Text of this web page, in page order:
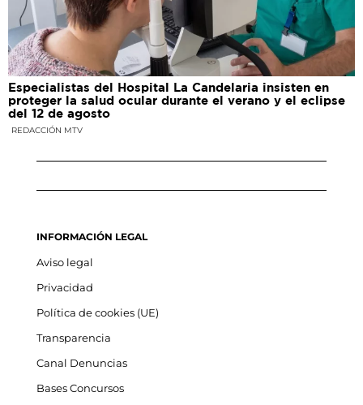
Especialistas del Hospital La Candelaria insisten en
proteger la salud ocular durante el verano y el eclipse
del 12 de agosto
REDACCIÓN MTV
INFORMACIÓN LEGAL
Aviso legal
Privacidad
Política de cookies (UE)
Transparencia
Canal Denuncias
Bases Concursos